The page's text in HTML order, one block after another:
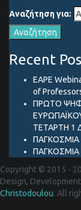
Αναζήτηση για:
Recent
EAPE
of
ΠΡΩΤΟ
ΤΕΤΑΡΤΗ 1
ΠΑΓΚΟΣΜΙΑ
ΠΑΓΚΟΣΜΙΑ
Copyright © 2015 -
Design,
Christodoulou. All